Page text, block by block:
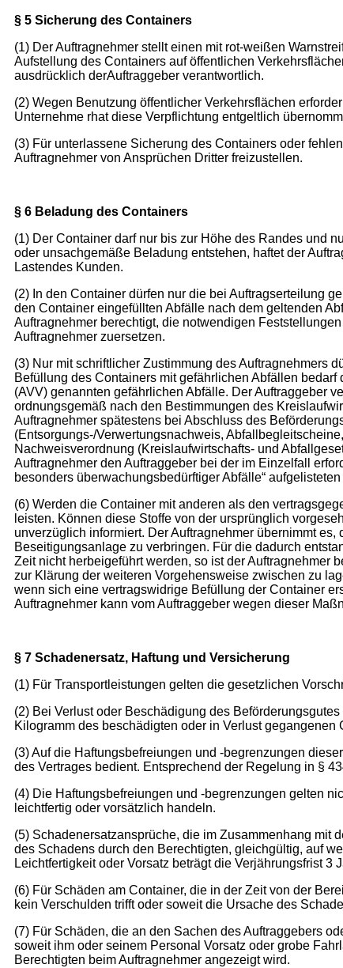
§ 5 Sicherung des Containers
(1) Der Auftragnehmer stellt einen mit rot-weißen
Aufstellung des Containers auf öffentlichen
ausdrücklich derAuftraggeber verantwortlich.
(2) Wegen Benutzung öffentlicher Verkehrsflächen
Unternehme rhat diese Verpflichtung entgeltlich
(3) Für unterlassene Sicherung des Containers oder
Auftragnehmer von Ansprüchen Dritter freizustellen.
§ 6 Beladung des Containers
(1) Der Container darf nur bis zur Höhe des Randes und
oder unsachgemäße Beladung entstehen, haftet der
Lastendes Kunden.
(2) In den Container dürfen nur die bei Auftragserteilung
den Container eingefüllten Abfälle nach dem geltenden
Auftragnehmer berechtigt, die notwendigen
Auftragnehmer zuersetzen.
(3) Nur mit schriftlicher Zustimmung des Auftragnehmers
Befüllung des Containers mit gefährlichen Abfällen
(AVV) genannten gefährlichen Abfälle. Der Auftraggeber
ordnungsgemäß nach den Bestimmungen des
Auftragnehmer spätestens bei Abschluss des
(Entsorgungs-/Verwertungsnachweis,
Nachweisverordnung (Kreislaufwirtschafts- und
Auftragnehmer den Auftraggeber bei der im Einzelfall
besonders überwachungsbedürftiger Abfälle“
(6) Werden die Container mit anderen als den
leisten. Können diese Stoffe von der ursprünglich
unverzüglich informiert. Der Auftragnehmer übernimmt
Beseitigungsanlage zu verbringen. Für die dadurch
Zeit nicht herbeigeführt werden, so ist der Auftragnehmer
zur Klärung der weiteren Vorgehensweise zwischen zu
wenn sich eine vertragswidrige Befüllung der Container
Auftragnehmer kann vom Auftraggeber wegen dieser
§ 7 Schadenersatz, Haftung und Versicherung
(1) Für Transportleistungen gelten die gesetzlichen
(2) Bei Verlust oder Beschädigung des
Kilogramm des beschädigten oder in Verlust gegangenen
(3) Auf die Haftungsbefreiungen und -begrenzungen
des Vertrages bedient. Entsprechend der Regelung in §
(4) Die Haftungsbefreiungen und -begrenzungen gelten
leichtfertig oder vorsätzlich handeln.
(5) Schadenersatzansprüche, die im Zusammenhang mit
des Schadens durch den Berechtigten, gleichgültig, auf
Leichtfertigkeit oder Vorsatz beträgt die Verjährungsfrist 3
(6) Für Schäden am Container, die in der Zeit von der
kein Verschulden trifft oder soweit die Ursache des
(7) Für Schäden, die an den Sachen des Auftraggebers
soweit ihm oder seinem Personal Vorsatz oder grobe
Berechtigten beim Auftragnehmer angezeigt wird.